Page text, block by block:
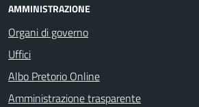
AMMINISTRAZIONE
Organi di governo
Uffici
Albo Pretorio Online
Amministrazione trasparente